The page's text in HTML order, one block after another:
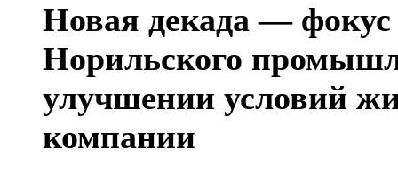
Новая декада — фокус
Норильского
улучшении условий
компании